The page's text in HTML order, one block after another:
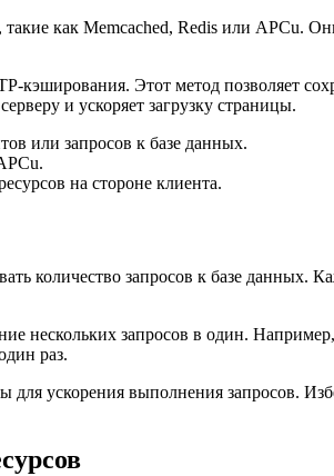
как Memcached, Redis или APCu.
Этот метод позволяет
и ускоряет загрузку страницы.
или запросов к базе данных.
на стороне клиента.
количество запросов к базе данных.
нескольких запросов в один.
раз.
ускорения выполнения запросов.